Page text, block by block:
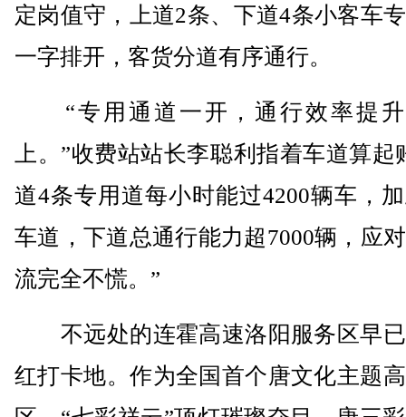
定岗值守，上道2条、下道4条小客车
一字排开，客货分道有序通行。
“专用通道一开，通行效率提升
上。”收费站站长李聪利指着车道算起
道4条专用道每小时能过4200辆车，
车道，下道总通行能力超7000辆，应
流完全不慌。”
不远处的连霍高速洛阳服务区早
红打卡地。作为全国首个唐文化主题